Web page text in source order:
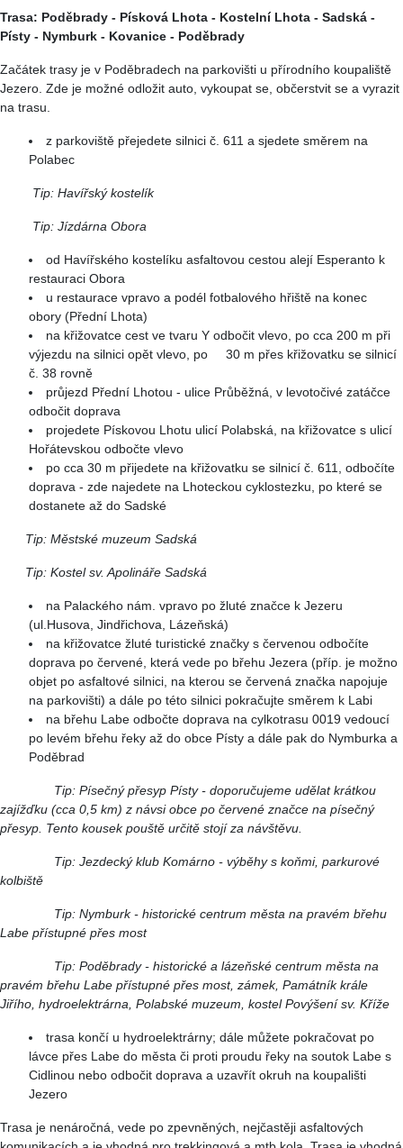
Trasa: Poděbrady - Písková Lhota - Kostelní Lhota - Sadská -
Písty - Nymburk - Kovanice - Poděbrady
Začátek trasy je v Poděbradech na parkovišti u přírodního koupaliště
Jezero. Zde je možné odložit auto, vykoupat se, občerstvit se a vyrazit
na trasu.
z parkoviště přejedete silnici č. 611 a sjedete směrem na
Polabec
Tip: Havířský kostelík
Tip: Jízdárna Obora
od Havířského kostelíku asfaltovou cestou alejí Esperanto k
restauraci Obora
u restaurace vpravo a podél fotbalového hřiště na konec
obory (Přední Lhota)
na křižovatce cest ve tvaru Y odbočit vlevo, po cca 200 m při
výjezdu na silnici opět vlevo, po 30 m přes křižovatku se silnicí
č. 38 rovně
průjezd Přední Lhotou - ulice Průběžná, v levotočivé zatáčce
odbočit doprava
projedete Pískovou Lhotu ulicí Polabská, na křižovatce s ulicí
Hořátevskou odbočte vlevo
po cca 30 m přijedete na křižovatku se silnicí č. 611, odbočíte
doprava - zde najedete na Lhoteckou cyklostezku, po které se
dostanete až do Sadské
Tip: Městské muzeum Sadská
Tip: Kostel sv. Apolináře Sadská
na Palackého nám. vpravo po žluté značce k Jezeru
(ul.Husova, Jindřichova, Lázeňská)
na křižovatce žluté turistické značky s červenou odbočíte
doprava po červené, která vede po břehu Jezera (příp. je možno
objet po asfaltové silnici, na kterou se červená značka napojuje
na parkovišti) a dále po této silnici pokračujte směrem k Labi
na břehu Labe odbočte doprava na cylkotrasu 0019 vedoucí
po levém břehu řeky až do obce Písty a dále pak do Nymburka a
Poděbrad
Tip: Písečný přesyp Písty - doporučujeme udělat krátkou
zajížďku (cca 0,5 km) z návsi obce po červené značce na písečný
přesyp. Tento kousek pouště určitě stojí za návštěvu.
Tip: Jezdecký klub Komárno - výběhy s koňmi, parkurové
kolbiště
Tip: Nymburk - historické centrum města na pravém břehu
Labe přístupné přes most
Tip: Poděbrady - historické a lázeňské centrum města na
pravém břehu Labe přístupné přes most, zámek, Památník krále
Jiřího, hydroelektrárna, Polabské muzeum, kostel Povýšení sv. Kříže
trasa končí u hydroelektrárny; dále můžete pokračovat po
lávce přes Labe do města či proti proudu řeky na soutok Labe s
Cidlinou nebo odbočit doprava a uzavřít okruh na koupališti
Jezero
Trasa je nenáročná, vede po zpevněných, nejčastěji asfaltových